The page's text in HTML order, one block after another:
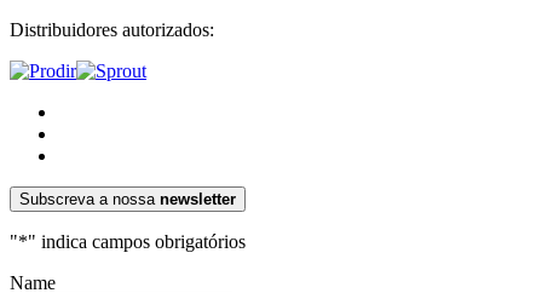
Distribuidores autorizados:
Subscreva a nossa newsletter
"*" indica campos obrigatórios
Name